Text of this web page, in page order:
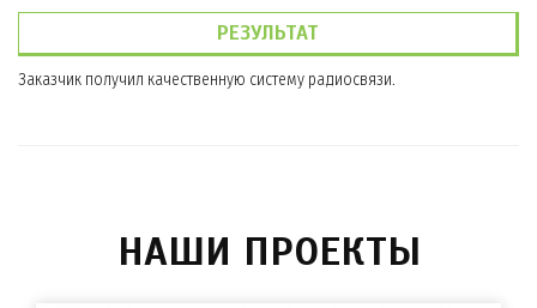
РЕЗУЛЬТАТ
Заказчик получил качественную систему радиосвязи.
НАШИ ПРОЕКТЫ